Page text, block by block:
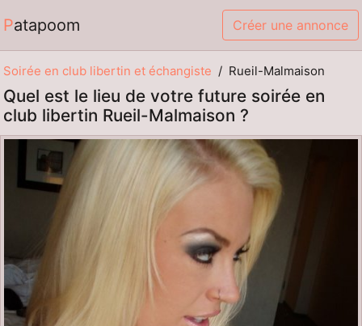
Patapoom Créer une annonce
Soirée en club libertin et échangiste Rueil-Malmaison
Quel est le lieu de votre future soirée en
club libertin Rueil-Malmaison ?